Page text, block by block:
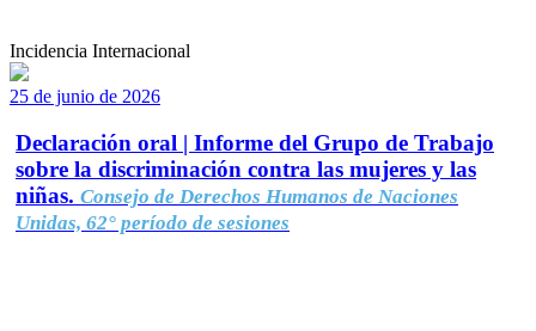
Incidencia Internacional
25 de junio de 2026
Declaración oral | Informe del Grupo de Trabajo
sobre la discriminación contra las mujeres y las
niñas. Consejo de Derechos Humanos de Naciones
Unidas, 62° período de sesiones